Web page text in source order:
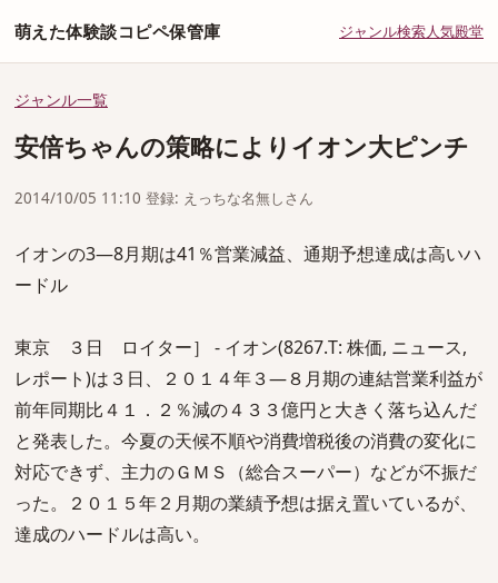
萌えた体験談コピペ保管庫 ジャンル検索人気殿堂
ジャンル一覧
安倍ちゃんの策略によりイオン大ピンチ
2014/10/05 11:10 登録: えっちな名無しさん
イオンの3―8月期は41％営業減益、通期予想達成は高いハ
ードル
東京 ３日 ロイター］ - イオン(8267.T: 株価, ニュース,
レポート)は３日、２０１４年３―８月期の連結営業利益が
前年同期比４１．２％減の４３３億円と大きく落ち込んだ
と発表した。今夏の天候不順や消費増税後の消費の変化に
対応できず、主力のＧＭＳ（総合スーパー）などが不振だ
った。２０１５年２月期の業績予想は据え置いているが、
達成のハードルは高い。